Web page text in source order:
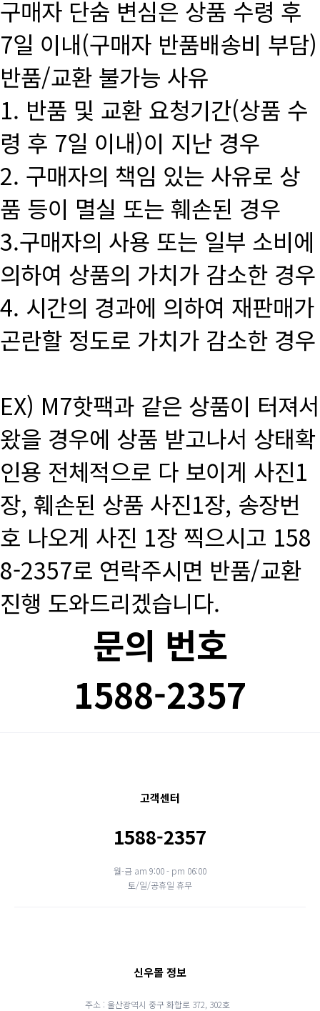
구매자 단숨 변심은 상품 수령 후
7일 이내(구매자 반품배송비 부담)
반품/교환 불가능 사유
1. 반품 및 교환 요청기간(상품 수
령 후 7일 이내)이 지난 경우
2. 구매자의 책임 있는 사유로 상
품 등이 멸실 또는 훼손된 경우
3.구매자의 사용 또는 일부 소비에
의하여 상품의 가치가 감소한 경우
4. 시간의 경과에 의하여 재판매가
곤란할 정도로 가치가 감소한 경우
EX) M7핫팩과 같은 상품이 터져서
왔을 경우에 상품 받고나서 상태확
인용 전체적으로 다 보이게 사진1
장, 훼손된 상품 사진1장, 송장번
호 나오게 사진 1장 찍으시고 158
8-2357로 연락주시면 반품/교환
진행 도와드리겠습니다.
문의 번호
1588-2357
고객센터
1588-2357
월-금 am 9:00 - pm 06:00
토/일/공휴일 휴무
신우몰 정보
주소 : 울산광역시 중구 화합로 372, 302호